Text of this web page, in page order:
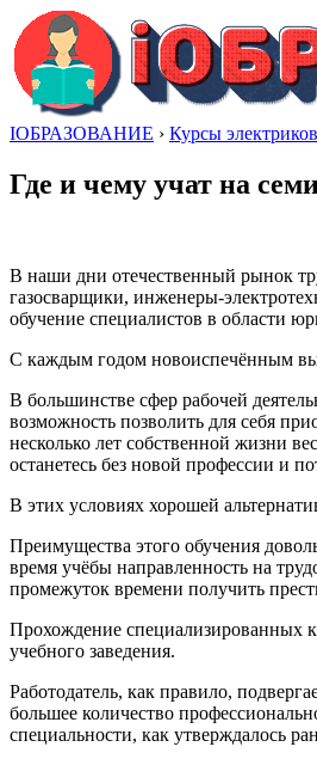
IОБРАЗОВАНИЕ › Курсы электриков
Где и чему учат на
В наши дни отечественный рынок
газосварщики, инженеры-
обучение специалистов в области
С каждым годом новоиспечённым
В большинстве сфер рабочей
возможность позволить для себя
несколько лет собственной жизни
останетесь без новой профессии и
В этих условиях хорошей
Преимущества этого обучения
время учёбы направленность на
промежуток времени получить
Прохождение специализированных
учебного заведения.
Работодатель, как правило,
большее количество
специальности, как утверждалось